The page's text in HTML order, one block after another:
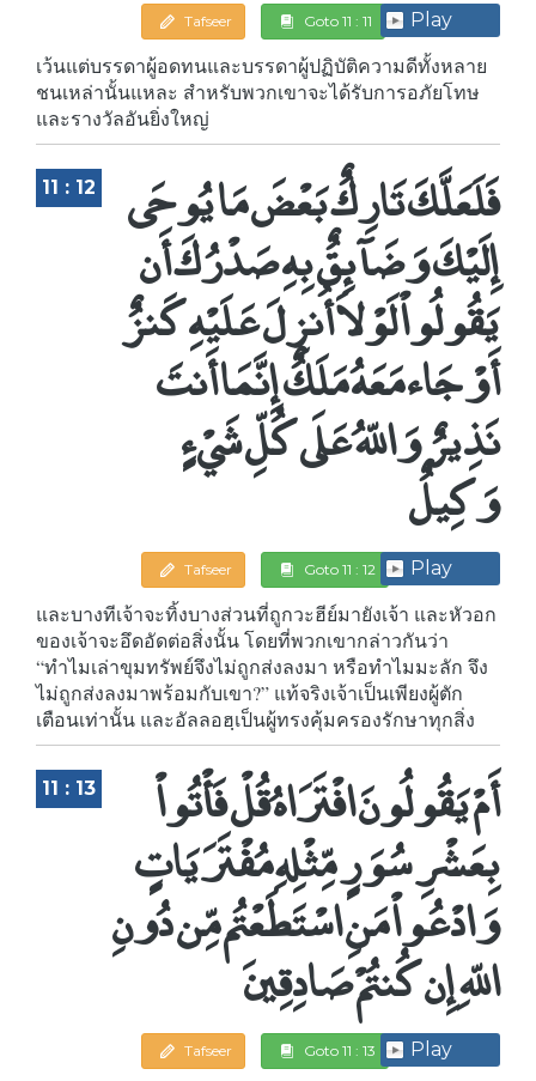
Tafseer Goto 11 : 11 Play
เว้นแต่บรรดาผู้อดทนและบรรดาผู้ปฏิบัติความดีทั้งหลาย
ชนเหล่านั้นแหละ สำหรับพวกเขาจะได้รับการอภัยโทษ
และรางวัลอันยิ่งใหญ่
11 : 12 فَلَعَلَّكَ تَارِكٌ بَعْضَ مَا يُوحَى
إِلَيْكَ وَضَآئِقٌ بِهِ صَدْرُكَ أَن
يَقُولُواْ لَوْلاَ أُنزِلَ عَلَيْهِ كَنزٌ
أَوْ جَاء مَعَهُ مَلَكٌ إِنَّمَا أَنتَ
نَذِيرٌ وَاللّهُ عَلَى كُلِّ شَيْءٍ
وَكِيلٌ
Tafseer Goto 11 : 12 Play
และบางทีเจ้าจะทิ้งบางส่วนที่ถูกวะฮีย์มายังเจ้า และหัวอก
ของเจ้าจะอึดอัดต่อสิ่งนั้น โดยที่พวกเขากล่าวกันว่า
“ทำไมเล่าขุมทรัพย์จึงไม่ถูกส่งลงมา หรือทำไมมะลัก จึง
ไม่ถูกส่งลงมาพร้อมกับเขา?” แท้จริงเจ้าเป็นเพียงผู้ตัก
เตือนเท่านั้น และอัลลอฮฺเป็นผู้ทรงคุ้มครองรักษาทุกสิ่ง
11 : 13 أَمْ يَقُولُونَ افْتَرَاهُ قُلْ فَأْتُواْ
بِعَشْرِ سُوَرٍ مِّثْلِهِ مُفْتَرَيَاتٍ
وَادْعُواْ مَنِ اسْتَطَعْتُم مِّن دُونِ
اللّهِ إِن كُنتُمْ صَادِقِينَ
Tafseer Goto 11 : 13 Play